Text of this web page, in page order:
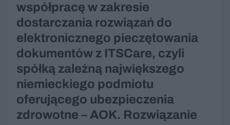
współpracę w zakresie
dostarczania rozwiązań do
elektronicznego pieczętowania
dokumentów z ITSCare, czyli
spółką zależną największego
niemieckiego podmiotu
oferującego ubezpieczenia
zdrowotne – AOK. Rozwiązanie